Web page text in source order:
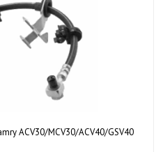
ACV30/MCV30/ACV40/GSV40